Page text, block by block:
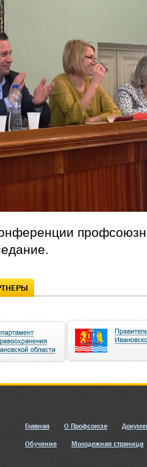
Главная О Профсоюзе
Обучение Молодежная страница